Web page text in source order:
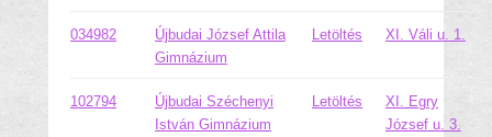
034982
Újbudai József Attila
Gimnázium
Letöltés XI. Váli u. 1.
102794
Újbudai Széchenyi
István Gimnázium
Letöltés
XI. Egry
József u. 3.